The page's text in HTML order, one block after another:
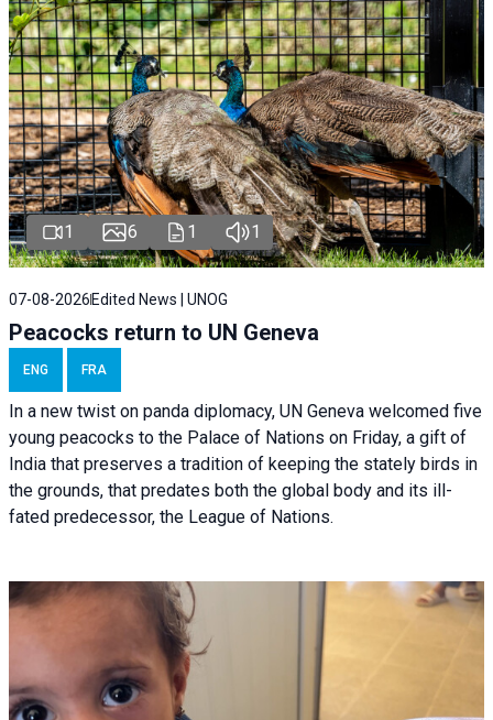
1 6 1 1
07-08-2026 Edited News | UNOG
Peacocks return to UN Geneva
ENG FRA
In a new twist on panda diplomacy, UN Geneva welcomed five
young peacocks to the Palace of Nations on Friday, a gift of
India that preserves a tradition of keeping the stately birds in
the grounds, that predates both the global body and its ill-
fated predecessor, the League of Nations.